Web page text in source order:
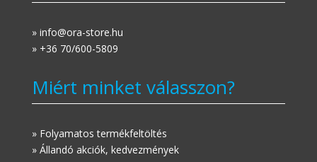
» info@ora-store.hu
» +36 70/600-5809
Miért minket válasszon?
» Folyamatos termékfeltöltés
» Állandó akciók, kedvezmények